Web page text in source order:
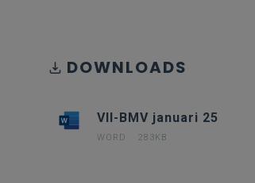
DOWNLOADS
VII-BMV januari 25
WORD 283KB